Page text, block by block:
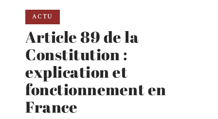
ACTU
Article 89 de la
Constitution :
explication et
fonctionnement en
France